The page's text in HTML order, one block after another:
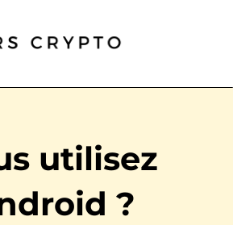
utilisez
?